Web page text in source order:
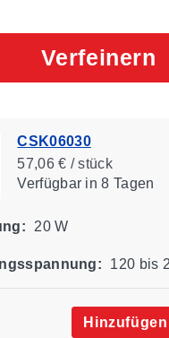
Verfeinern
CSK06030
57,06 € / stück
Verfügbarin 8 Tagen
20 W
120 bis
Hinzufügen